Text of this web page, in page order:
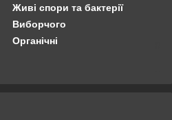
Живі спори та бактерії
Виборчого
Органічні